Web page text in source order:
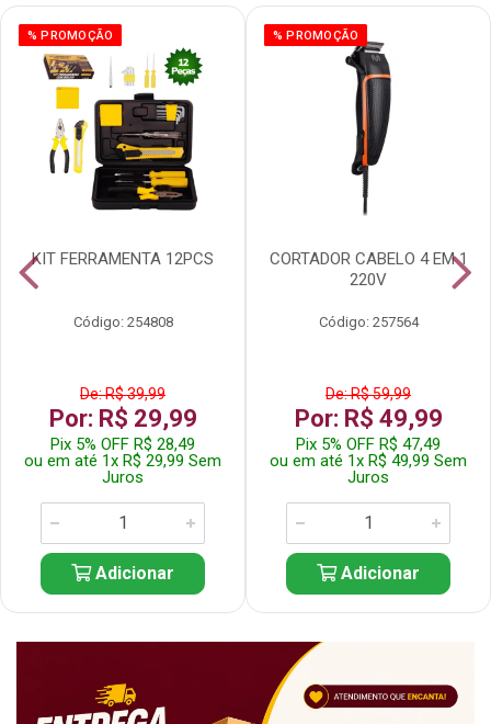
% PROMOÇÃO
KIT FERRAMENTA 12PCS
Código: 254808
De: R$ 39,99
Por: R$ 29,99
Pix 5% OFF R$ 28,49
ou em até 1x R$ 29,99 Sem
Juros
Adicionar
% PROMOÇÃO
CORTADOR CABELO 4 EM 1
220V
Código: 257564
De: R$ 59,99
Por: R$ 49,99
Pix 5% OFF R$ 47,49
ou em até 1x R$ 49,99 Sem
Juros
Adicionar